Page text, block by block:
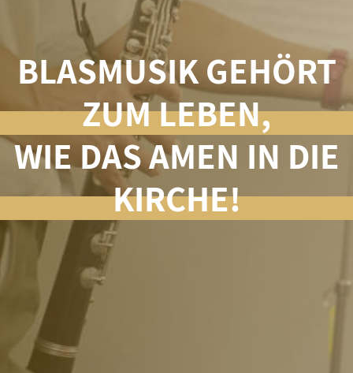
BLASMUSIK GEHÖRT
ZUM LEBEN,
WIE DAS AMEN IN DIE
KIRCHE!